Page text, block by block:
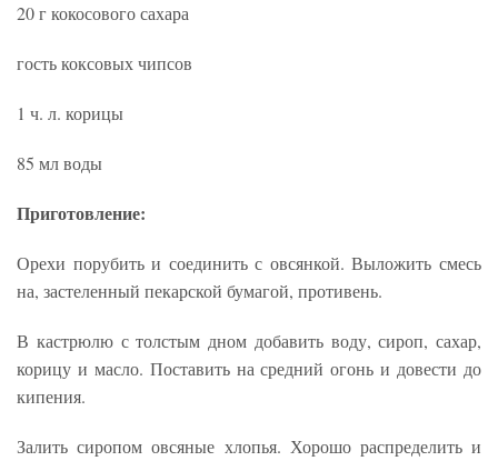
20 г кокосового сахара
гость коксовых чипсов
1 ч. л. корицы
85 мл воды
Приготовление:
Орехи порубить и соединить с овсянкой. Выложить смесь
на, застеленный пекарской бумагой, противень.
В кастрюлю с толстым дном добавить воду, сироп, сахар,
корицу и масло. Поставить на средний огонь и довести до
кипения.
Залить сиропом овсяные хлопья. Хорошо распределить и